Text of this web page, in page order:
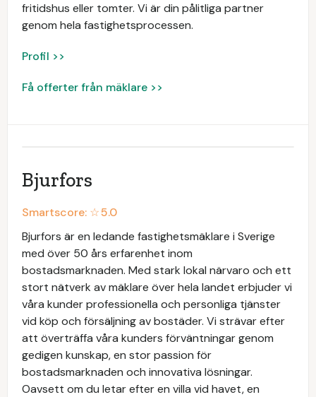
fritidshus eller tomter. Vi är din pålitliga partner
genom hela fastighetsprocessen.
Profil >>
Få offerter från mäklare >>
Bjurfors
Smartscore: ☆5.0
Bjurfors är en ledande fastighetsmäklare i Sverige
med över 50 års erfarenhet inom
bostadsmarknaden. Med stark lokal närvaro och ett
stort nätverk av mäklare över hela landet erbjuder vi
våra kunder professionella och personliga tjänster
vid köp och försäljning av bostäder. Vi strävar efter
att överträffa våra kunders förväntningar genom
gedigen kunskap, en stor passion för
bostadsmarknaden och innovativa lösningar.
Oavsett om du letar efter en villa vid havet, en